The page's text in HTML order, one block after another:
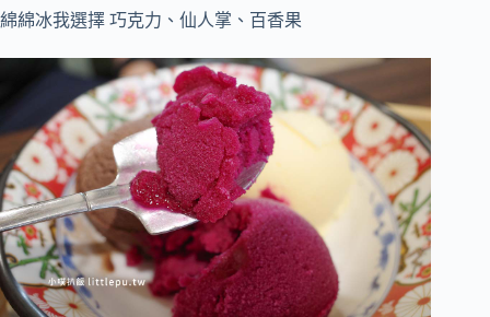
綿綿冰我選擇 巧克力、仙人掌、百香果